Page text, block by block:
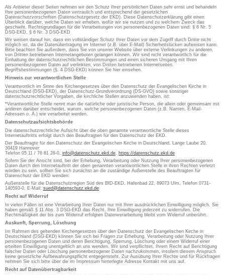
Als Anbieter dieser Seiten nehmen wir den Schutz Ihrer persönlichen Daten sehr ernst und behandeln
Ihre personenbezogenen Daten vertraulich und entsprechend der gesetzlichen
Datenschutzvorschriften (Datenschutzgesetz der EKD). Diese Datenschutzerklärung gibt einen
Überblick darüber, welche Daten wir erheben, wofür wir sie nutzen und zu welchem Zweck das
geschieht. Rechtsgrundlagen für die Verarbeitungen von personenbezogenen Daten sind: § 6 Nr. 5
DSG-EKD, § 6 Nr. 3 DSG-EKD
Wir weisen darauf hin, dass ein vollständiger Schutz Ihrer Daten vor dem Zugriff durch Dritte nicht
möglich ist, da die Datenübertragung im Internet (z.B. über E-Mail) Sicherheitslücken aufweisen kann.
Bitte beachten Sie außerdem, dass Sie von unserer Website über externe Verlinkungen zu anderen,
von Dritten betriebenen Internetangeboten gelangen können. Wir sind nicht verantwortlich für die
Einhaltung der datenschutzrechtlichen Bestimmungen und einen sicheren Umgang mit Ihren
personenbezogenen Daten auf verlinkten, von Dritten betriebenen Internetseiten.
Begriffsbestimmungen (§. 4 DSG-EKD) können Sie hier einsehen.
Hinweis zur verantwortlichen Stelle
Verantwortlich im Sinne des Kirchengesetzes über den Datenschutz der Evangelischen Kirche in
Deutschland (DSG-EKD), der Datenschutz-Grundverordnung (DS-GVO) sowie sonstiger
datenschutzrechtlicher Vorgaben, die kirchliche Stellen anzuwenden haben, ist:
*Verantwortliche Stelle nennt man die natürliche oder juristische Person, die allein oder gemeinsam mit
anderen darüber entscheidet, warum, welche personenbezogenen Daten (z.B. Namen, E-Mail-
Adressen o. Ä.) wie verarbeitet werden.
Datenschutzaufsichtsbehörde
Die datenschutzrechtliche Aufsicht über die oben genannte verantwortliche Stelle dieses
Internetauftritts erfolgt durch den Beauftragten für den Datenschutz der EKD.
Der Beauftragte für den Datenschutz der Evangelischen Kirche in Deutschland, Lange Laube 20,
30419 Hannover
Telefon 05 11 / 76 81 28-0, info@datenschutz.ekd.de, https://datenschutz.ekd.de
Sofern Sie der Ansicht sind, bei der Erhebung, Verarbeitung oder Nutzung Ihrer personenbezogenen
Daten durch den Internetauftritt der oben genannten verantwortlichen Stelle in ihren Rechten verletzt
worden zu sein, sollten Sie sich zunächst an die zuständige Außenstelle des Beauftragten für
Datenschutz der EKD wenden:
Außenstelle für die Datenschutzregion Süd des BfD-EKD, Hafenbad 22, 89073 Ulm, Telefon 0731-
140593-0, E-Mail: sued@datenschutz.ekd.de
Recht auf Widerruf
In vielen Fällen ist eine Verarbeitung Ihrer Daten nur mit Ihrer ausdrücklichen Einwilligung möglich. Sie
haben gemäß § 11 Abs. 3 DSG-EKD das Recht, Ihre Einwilligung jederzeit zu widerrufen. Die
Rechtmäßigkeit der bis zum Widerruf erfolgten Datenverarbeitung bleibt vom Widerruf unberührt.
Auskunft, Sperrung, Löschung
Im Rahmen des geltenden Kirchengesetzes über den Datenschutz der Evangelischen Kirche in
Deutschland (DSG-EKD) können Sie sich bei Fragen zur Erhebung, Verarbeitung oder Nutzung Ihrer
personenbezogenen Daten und deren Berichtigung, Sperrung, Löschung oder einem Widerruf einer
erteilten Einwilligung unentgeltlich an uns wenden. Wir sind verpflichtet, Ihrem Recht auf Berichtigung
falscher Daten oder Löschung personenbezogener Daten nachzukommen, insofern diesem Anspruch
keine gesetzliche Aufbewahrungspflicht entgegensteht. Zur Ausübung Ihrer Rechte und für Rückfragen
nehmen Sie sich bitte über die im Impressum hinterlegte Adresse Kontakt mit uns auf.
Recht auf Datenübertragbarkeit